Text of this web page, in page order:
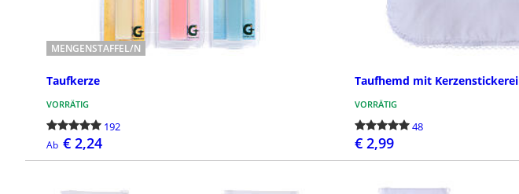
MENGENSTAFFEL/N
Taufkerze
VORRÄTIG
192
Ab € 2,24
Taufhemd mit Kerzenstickerei
VORRÄTIG
48
€ 2,99